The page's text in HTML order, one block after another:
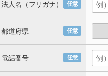
任意
法人名（フリガナ）
任意
都道府県
任意
電話番号